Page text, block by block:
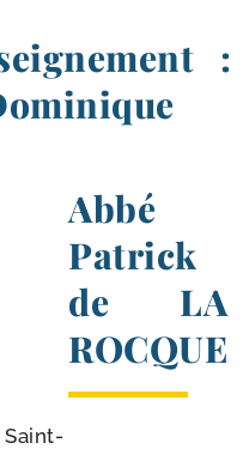
:
Abbé
Patrick
de LA
ROCQUE